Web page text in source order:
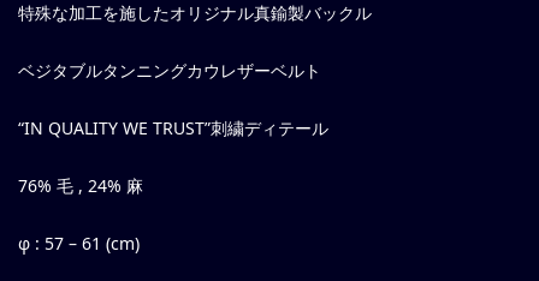
特殊な加工を施したオリジナル真鍮製バックル
ベジタブルタンニングカウレザーベルト
“IN QUALITY WE TRUST”刺繍ディテール
76% 毛 , 24% 麻
φ : 57 – 61 (cm)